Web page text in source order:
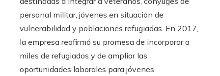
personal militar, jóvenes en situación de
vulnerabilidad y poblaciones refugiadas. En 2017,
la empresa reafirmó su promesa de incorporar a
miles de refugiados y de ampliar las
oportunidades laborales para jóvenes